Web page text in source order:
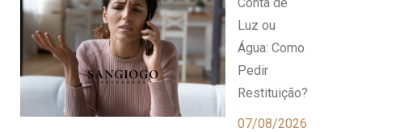
Luz ou
Água: Como
Pedir
Restituição?
07/08/2026